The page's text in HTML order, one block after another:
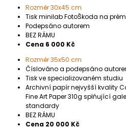
Rozměr 30x45 cm
Tisk minilab FotoŠkoda na
Podepsáno autorem
BEZ RÁMU
Cena 6 000 Kč
Rozměr 35x50 cm
Číslováno a podepsáno
Tisk ve specializovaném studiu
Archivní papír nejvyšší kvality
Fine Art Paper 310g splňující
standardy
BEZ RÁMU
Cena 20 000 Kč